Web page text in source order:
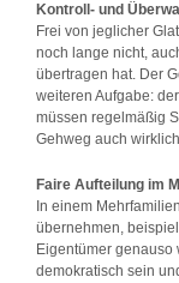
Kontroll- und
Frei von jeglicher
noch lange nicht,
übertragen hat. Der
weiteren Aufgabe:
müssen regelmäßig
Gehweg auch
Faire Aufteilung im
In einem
übernehmen,
Eigentümer genauso
demokratisch sein